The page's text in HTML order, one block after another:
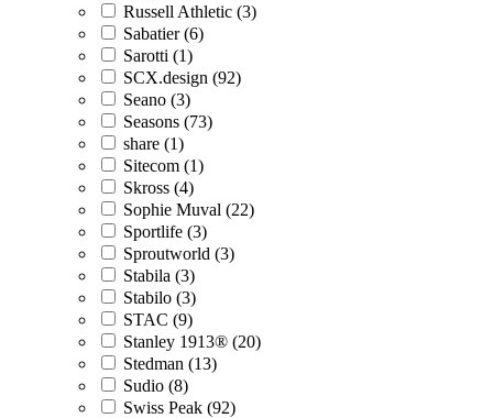
Russell Athletic (3)
Sabatier (6)
Sarotti (1)
SCX.design (92)
Seano (3)
Seasons (73)
share (1)
Sitecom (1)
Skross (4)
Sophie Muval (22)
Sportlife (3)
Sproutworld (3)
Stabila (3)
Stabilo (3)
STAC (9)
Stanley 1913® (20)
Stedman (13)
Sudio (8)
Swiss Peak (92)